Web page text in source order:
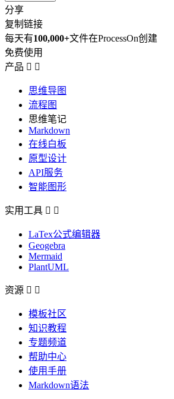
分享
复制链接
每天有100,000+文件在ProcessOn创建
免费使用
产品  
思维导图
流程图
思维笔记
Markdown
在线白板
原型设计
API服务
智能图形
实用工具  
LaTex公式编辑器
Geogebra
Mermaid
PlantUML
资源  
模板社区
知识教程
专题频道
帮助中心
使用手册
Markdown语法